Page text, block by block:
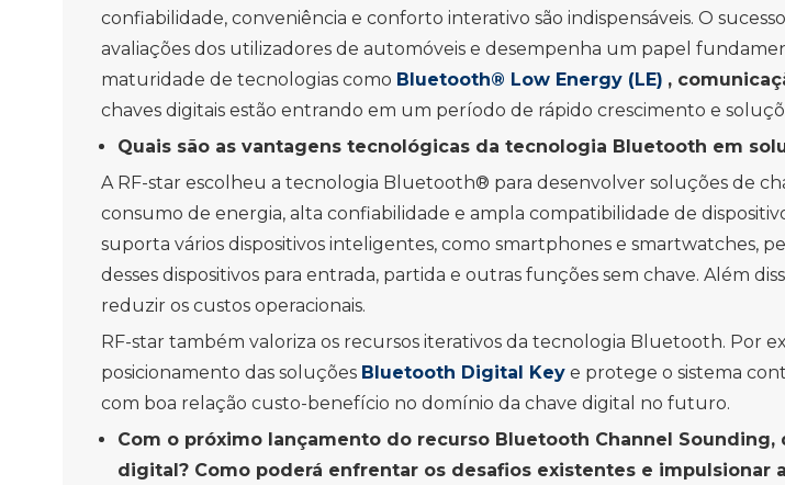
confiabilidade, conveniência e conforto interativo são indispensáveis. O
avaliações dos utilizadores de automóveis e desempenha um papel
maturidade de tecnologias como Bluetooth® Low Energy (LE) ,
chaves digitais estão entrando em um período de rápido crescimento e
Quais são as vantagens tecnológicas da tecnologia Bluetooth em
A RF-star escolheu a tecnologia Bluetooth® para desenvolver soluções de
consumo de energia, alta confiabilidade e ampla compatibilidade de
suporta vários dispositivos inteligentes, como smartphones e
desses dispositivos para entrada, partida e outras funções sem chave. Além
reduzir os custos operacionais.
RF-star também valoriza os recursos iterativos da tecnologia Bluetooth. Por
posicionamento das soluções Bluetooth Digital Key e protege o sistema
com boa relação custo-benefício no domínio da chave digital no futuro.
Com o próximo lançamento do recurso Bluetooth Channel
digital? Como poderá enfrentar os desafios existentes e